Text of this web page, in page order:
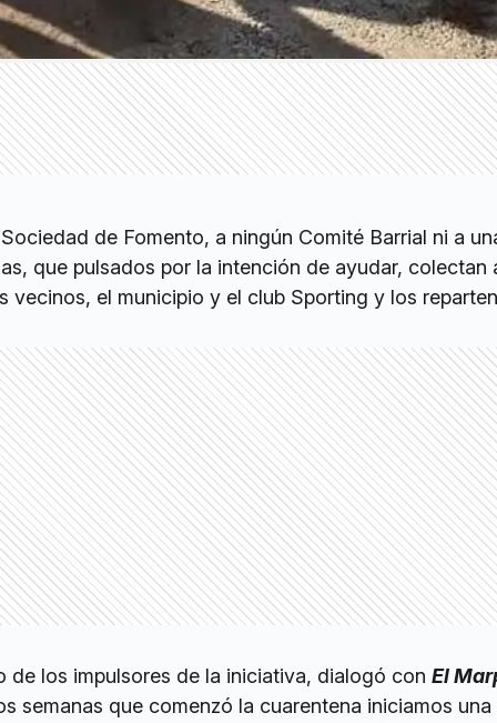
de Fomento, a ningún Comité Barrial ni a
que pulsados por la intención de ayudar, colectan
vecinos, el municipio y el club Sporting y los
de los impulsores de la iniciativa, dialogó con El
semanas que comenzó la cuarentena iniciamos una